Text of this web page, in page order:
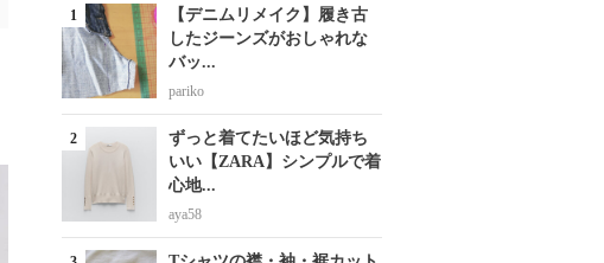
【デニムリメイク】履き古
したジーンズがおしゃれな
バッ...
pariko
ずっと着てたいほど気持ち
いい【ZARA】シンプルで着
心地...
aya58